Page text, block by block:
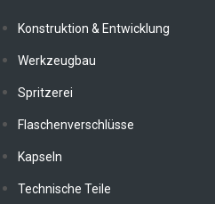
Konstruktion & Entwicklung
Werkzeugbau
Spritzerei
Flaschenverschlüsse
Kapseln
Technische Teile